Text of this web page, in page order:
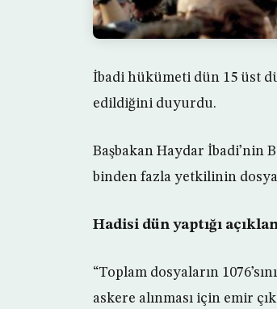
İbadi hükümeti dün 15 üst
edildiğini duyurdu.
Başbakan Haydar İbadi’nin
binden fazla yetkilinin
Hadisi dün yaptığı
“Toplam dosyaların
askere alınması için emir